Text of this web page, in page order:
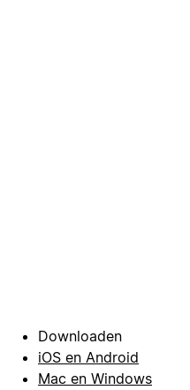
Downloaden
iOS en Android
Mac en Windows